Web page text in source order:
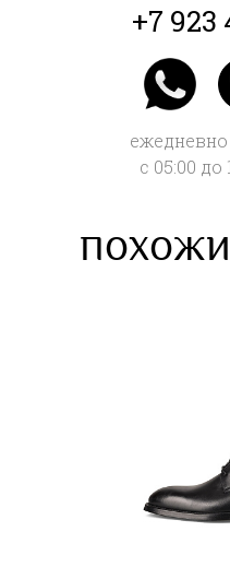
+7 923
ежедневно
с 05:00